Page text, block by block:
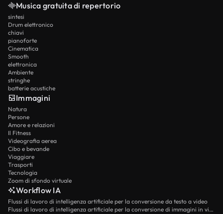
Musica gratuita di repertorio
sintesi
Drum elettronico
chiavi
pianoforte
Cinematica
Smooth
elettronica
Ambiente
stringhe
batterie acustiche
Immagini
Natura
Persone
Amore e relazioni
Il Fitness
Videografia aerea
Cibo e bevande
Viaggiare
Trasporti
Tecnologia
Zoom di sfondo virtuale
Workflow IA
Flussi di lavoro di intelligenza artificiale per la conversione da testo a video
Flussi di lavoro di intelligenza artificiale per la conversione di immagini in video